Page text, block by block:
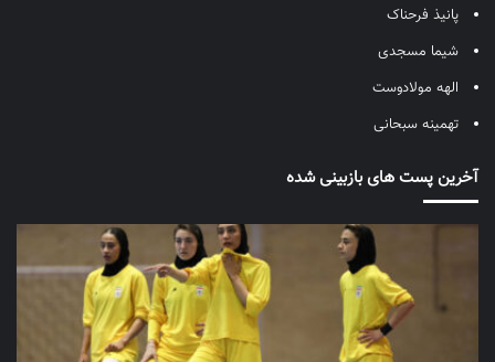
پانیذ فرحناک
شیما مسجدی
الهه مولادوست
تهمینه سبحانی
آخرین پست های بازبینی شده